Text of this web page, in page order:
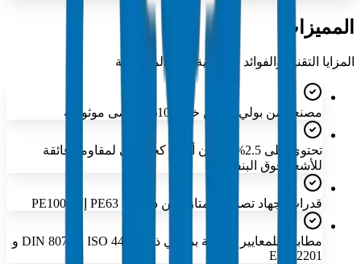
المميزات
المزايا التقنية والفوائد الرئيسية لهذه المجموعة
مصنعة من بولي إيثيلين خام 100% لأقصى موثوقية
تحتوي على 2.5% كربون أسود كحد أدنى لمقاومة فائقة
للأشعة فوق البنفسجية
قدرات إجهاد تصميم ممتازة من درجات PE63 إلى PE100
مطابقة للمعايير الدولية بما في ذلك ISO 4427 و DIN 8074 و
EN 12201